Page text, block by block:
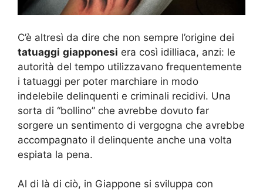
C’è altresì da dire che non sempre l’origine dei
tatuaggi giapponesi era così idilliaca, anzi: le
autorità del tempo utilizzavano frequentemente
i tatuaggi per poter marchiare in modo
indelebile delinquenti e criminali recidivi. Una
sorta di “bollino” che avrebbe dovuto far
sorgere un sentimento di vergogna che avrebbe
accompagnato il delinquente anche una volta
espiata la pena.
Al di là di ciò, in Giappone si sviluppa con